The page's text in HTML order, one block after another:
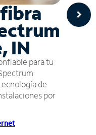
IN
para tu
de
por